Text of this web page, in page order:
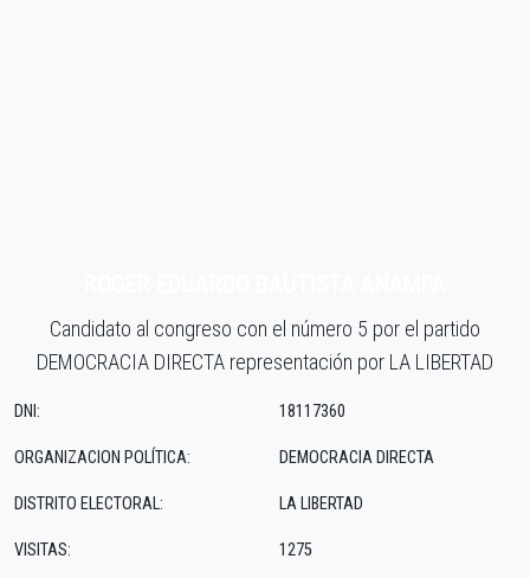
Candidato al congreso con el número 5 por el partido
DEMOCRACIA DIRECTA representación por LA LIBERTAD
DNI:
ORGANIZACION POLÍTICA:
DISTRITO ELECTORAL:
VISITAS:
18117360
DEMOCRACIA DIRECTA
LA LIBERTAD
1275